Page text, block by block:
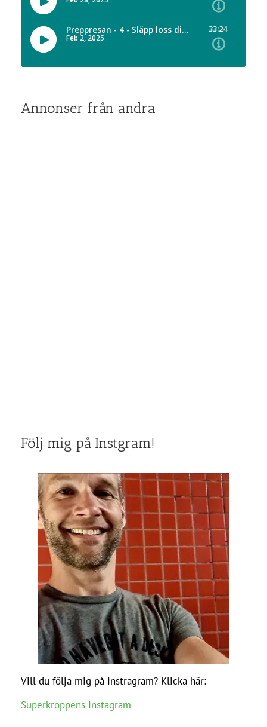
Annonser från andra
Följ mig på Instgram!
Vill du följa mig på Instragram? Klicka här:
Superkroppens Instagram